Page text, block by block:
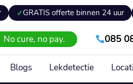
offerte binnen 24 uur Een
No cure, no pay. 085
Blogs Lekdetectie